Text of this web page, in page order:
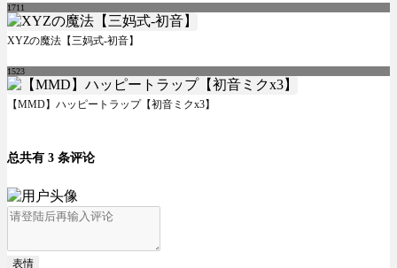
1711
XYZの魔法【三妈式-初音】
1523
【MMD】ハッピートラップ【初音ミクx3】
总共有 3 条评论
表情